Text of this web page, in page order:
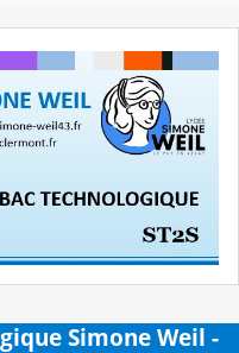
Simone Weil -